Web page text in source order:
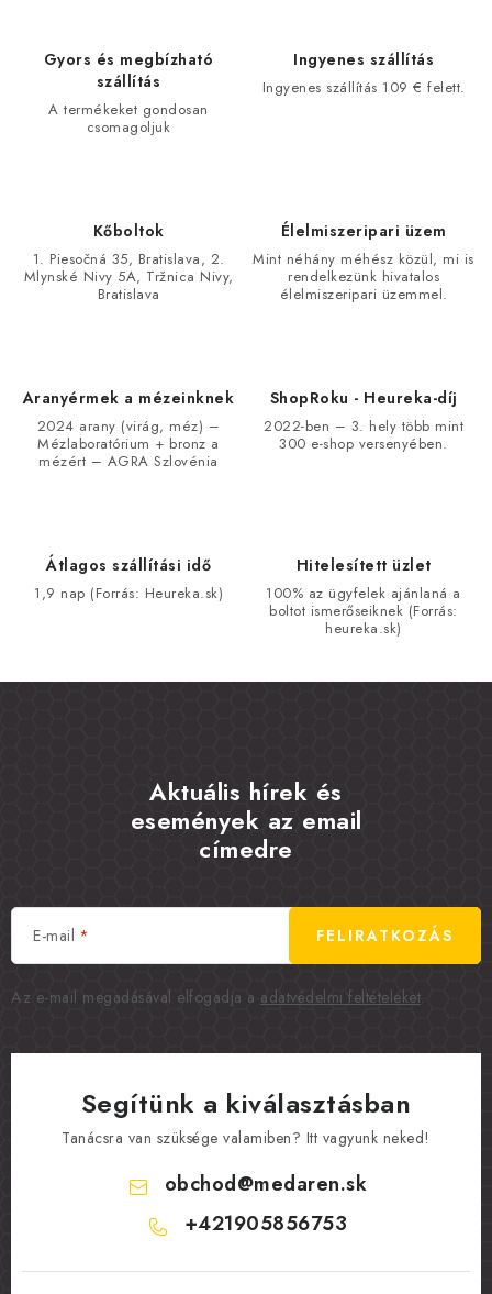
Gyors és megbízható
szállítás
A termékeket gondosan
csomagoljuk
Ingyenes szállítás
Ingyenes szállítás 109 € felett.
Kőboltok
1. Piesočná 35, Bratislava, 2.
Mlynské Nivy 5A, Tržnica Nivy,
Bratislava
Élelmiszeripari üzem
Mint néhány méhész közül, mi is
rendelkezünk hivatalos
élelmiszeripari üzemmel.
Aranyérmek a mézeinknek
2024 arany (virág, méz) –
Mézlaboratórium + bronz a
mézért – AGRA Szlovénia
ShopRoku - Heureka-díj
2022-ben – 3. hely több mint
300 e-shop versenyében.
Átlagos szállítási idő
1,9 nap (Forrás: Heureka.sk)
Hitelesített üzlet
100% az ügyfelek ajánlaná a
boltot ismerőseiknek (Forrás:
heureka.sk)
Aktuális hírek és
események az email
címedre
E-mail
Az e-mail megadásával elfogadja a adatvédelmi feltételeket.
FELIRATKOZÁS
Segítünk a kiválasztásban
Tanácsra van szüksége valamiben? Itt vagyunk neked!
obchod@medaren.sk
+421905856753